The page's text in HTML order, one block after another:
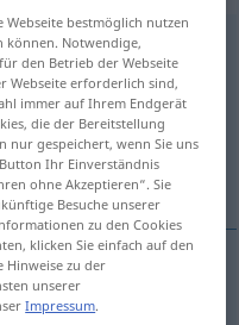
antippen)
Webseite bestmöglich nutzen
können. Notwendige,
den Betrieb der Webseite
Webseite erforderlich sind,
immer auf Ihrem Endgerät
die der Bereitstellung
nur gespeichert, wenn Sie uns
Ihr Einverständnis
ohne Akzeptieren“. Sie
Besuche unserer
zu den Cookies
klicken Sie einfach auf den
Hinweise zu der
unserer
Impressum.